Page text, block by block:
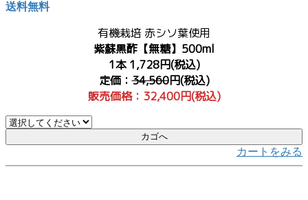
送料無料
有機栽培 赤シソ葉使用
紫蘇黒酢【無糖】500ml
1本 1,728円(税込)
定価：34,560円(税込)
販売価格：32,400円(税込)
カートをみる